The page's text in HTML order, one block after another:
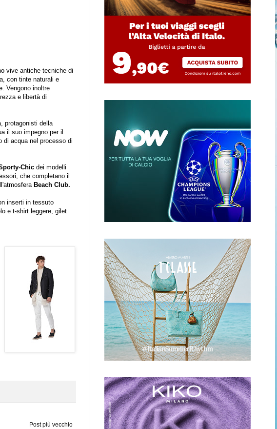
vive antiche tecniche di
con tinte naturali e
Vengono inoltre
e libertà di
protagonisti della
il suo impegno per il
di acqua nel processo di
Chic dei modelli
che completano il
Beach Club.
inserti in tessuto
e t-shirt leggere, gilet
Post più vecchio